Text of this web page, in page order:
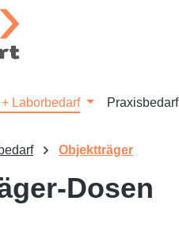
springen
Laborbedarf Praxisbedarf
Objektträger
Dosen